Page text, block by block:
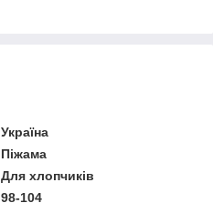
Україна
Піжама
Для хлопчиків
98-104